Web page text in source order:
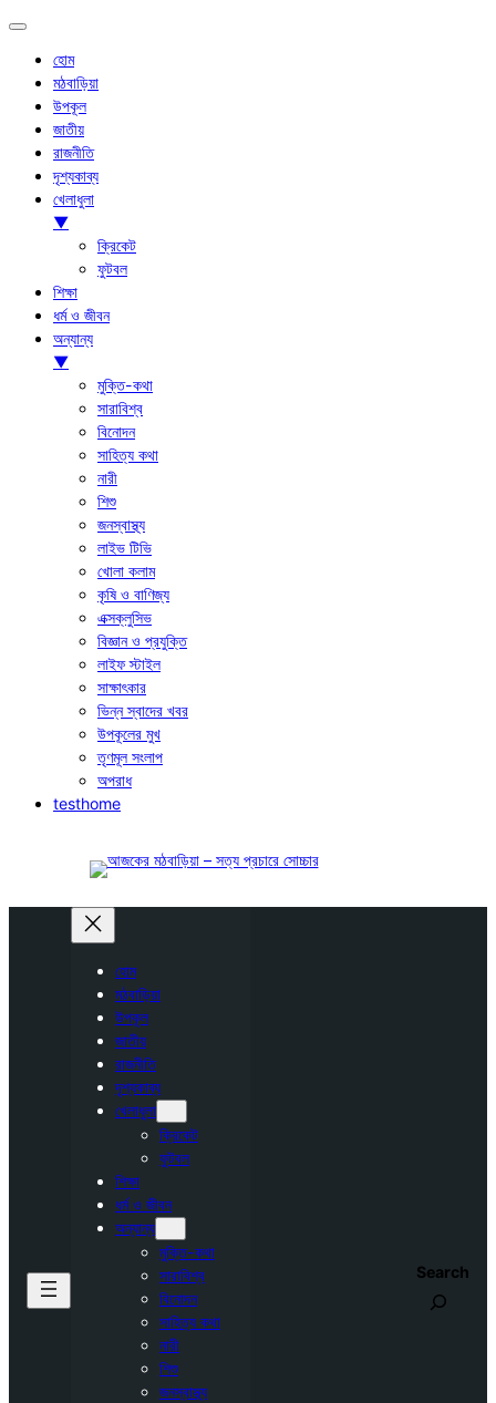
হোম
মঠবাড়িয়া
উপকূল
জাতীয়
রাজনীতি
দৃশ্যকাব্য
খেলাধুলা
▼
ক্রিকেট
ফুটবল
শিক্ষা
ধর্ম ও জীবন
অন্যান্য
▼
মুক্তি-কথা
সারাবিশ্ব
বিনোদন
সাহিত্য কথা
নারী
শিশু
জনস্বাস্থ্য
লাইভ টিভি
খোলা কলাম
কৃষি ও বাণিজ্য
এক্সক্লুসিভ
বিজ্ঞান ও প্রযুক্তি
লাইফ স্টাইল
সাক্ষাৎকার
ভিন্ন স্বাদের খবর
উপকূলের মুখ
তৃণমূল সংলাপ
অপরাধ
testhome
হোম
মঠবাড়িয়া
উপকূল
জাতীয়
রাজনীতি
দৃশ্যকাব্য
খেলাধুলা
ক্রিকেট
ফুটবল
শিক্ষা
ধর্ম ও জীবন
অন্যান্য
মুক্তি-কথা
সারাবিশ্ব
বিনোদন
সাহিত্য কথা
নারী
শিশু
জনস্বাস্থ্য
Search